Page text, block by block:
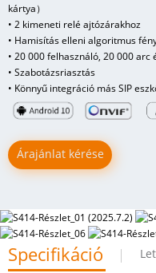
kártya）
• 2 kimeneti relé ajtózárakhoz
• Hamisítás elleni algoritmus
• 20 000 felhasználó, 20 000
• Szabotázsriasztás
• Könnyű integráció más SIP
Árajánlat kérése
Specifikáció